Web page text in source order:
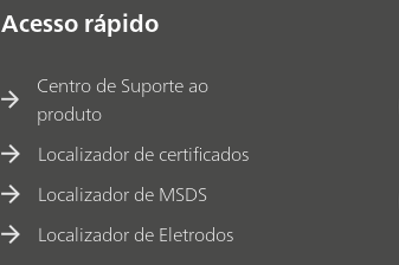
Acesso rápido
Centro de Suporte ao
produto
Localizador de certificados
Localizador de MSDS
Localizador de Eletrodos